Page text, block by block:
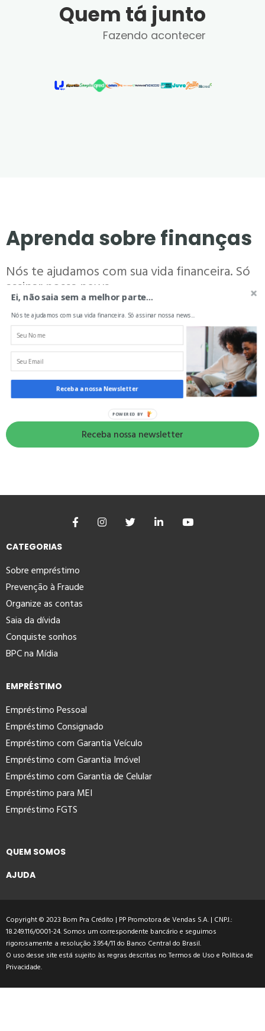
Quem tá junto
Fazendo acontecer
Aprenda sobre finanças
Nós te ajudamos com sua vida financeira. Só
assinar nossa news...
Seu nome
CATEGORIAS
Sobre empréstimo
Prevenção à Fraude
Organize as contas
Saia da dívida
Conquiste sonhos
BPC na Mídia
EMPRÉSTIMO
Empréstimo Pessoal
Empréstimo Consignado
Empréstimo com Garantia Veículo
Empréstimo com Garantia Imóvel
Empréstimo com Garantia de Celular
Empréstimo para MEI
Empréstimo FGTS
QUEM SOMOS
AJUDA
Copyright © 2023 Bom Pra Crédito | PP Promotora de Vendas S.A. | CNPJ.:
18.249.116/0001-24. Somos um correspondente bancário e seguimos
rigorosamente a resolução 3.954/11 do Banco Central do Brasil.
O uso desse site está sujeito às regras descritas noTermos de Uso e Política de
Privacidade.
Ei, não saia sem a melhor parte...
Nós te ajudamos com sua vida financeira. Só assinar nossa news...
Receba a nossa Newsletter
POWERED BY